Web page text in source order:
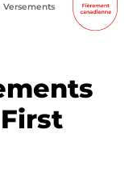
Versements